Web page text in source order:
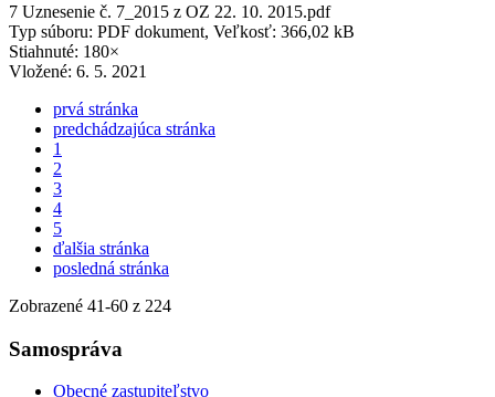
7 Uznesenie č. 7_2015 z OZ 22. 10. 2015.pdf
Typ súboru: PDF dokument, Veľkosť: 366,02 kB
Stiahnuté: 180×
Vložené: 6. 5. 2021
prvá stránka
predchádzajúca stránka
1
2
3
4
5
ďalšia stránka
posledná stránka
Zobrazené 41-60 z 224
Samospráva
Obecné zastupiteľstvo